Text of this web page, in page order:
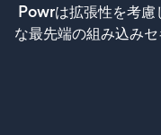
Powrは拡張性を考慮
な最先端の組み込み